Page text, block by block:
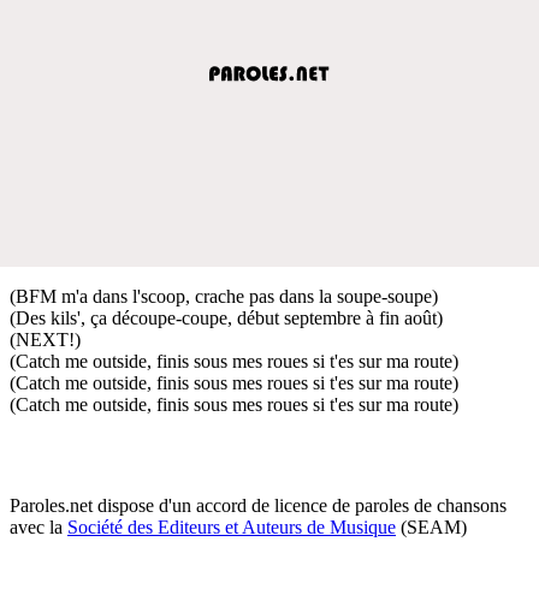
(BFM m'a dans l'scoop, crache pas dans la soupe-soupe)
(Des kils', ça découpe-coupe, début septembre à fin août)
(NEXT!)
(Catch me outside, finis sous mes roues si t'es sur ma route)
(Catch me outside, finis sous mes roues si t'es sur ma route)
(Catch me outside, finis sous mes roues si t'es sur ma route)
Paroles.net dispose d'un accord de licence de paroles de chansons
avec la Société des Editeurs et Auteurs de Musique (SEAM)